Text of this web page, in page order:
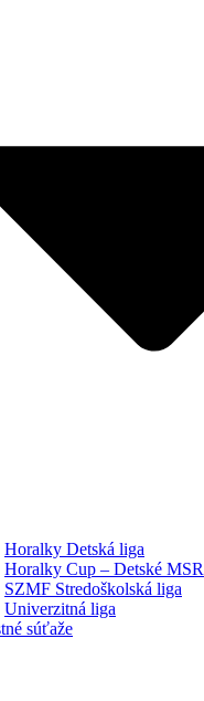
Horalky Detská liga
Horalky Cup – Detské MSR
SZMF Stredoškolská liga
Univerzitná liga
súťaže